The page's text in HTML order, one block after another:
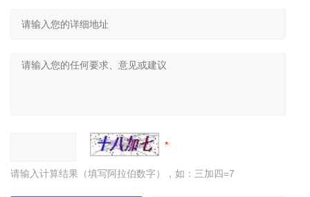
请输入计算结果（填写阿拉伯数字），如：三加四=7